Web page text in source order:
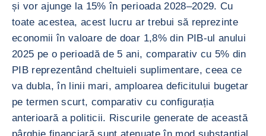
și vor ajunge la 15% în perioada 2028–2029. Cu
toate acestea, acest lucru ar trebui să reprezinte
economii în valoare de doar 1,8% din PIB-ul anului
2025 pe o perioadă de 5 ani, comparativ cu 5% din
PIB reprezentând cheltuieli suplimentare, ceea ce
va dubla, în linii mari, amploarea deficitului bugetar
pe termen scurt, comparativ cu configurația
anterioară a politicii. Riscurile generate de această